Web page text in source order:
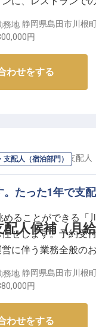
トし合う体制で、
の方も安心して新
】
務地 静岡県島田市川根
円
わせをする
配人（宿泊部門）
人候補（月
のマネージャー・支配人
たった1年で支
ることができる「
せします。予約受
に伴う業務全般の
ケーションで信頼
っているその経験
】
務地 静岡県島田市川根
円
わせをする